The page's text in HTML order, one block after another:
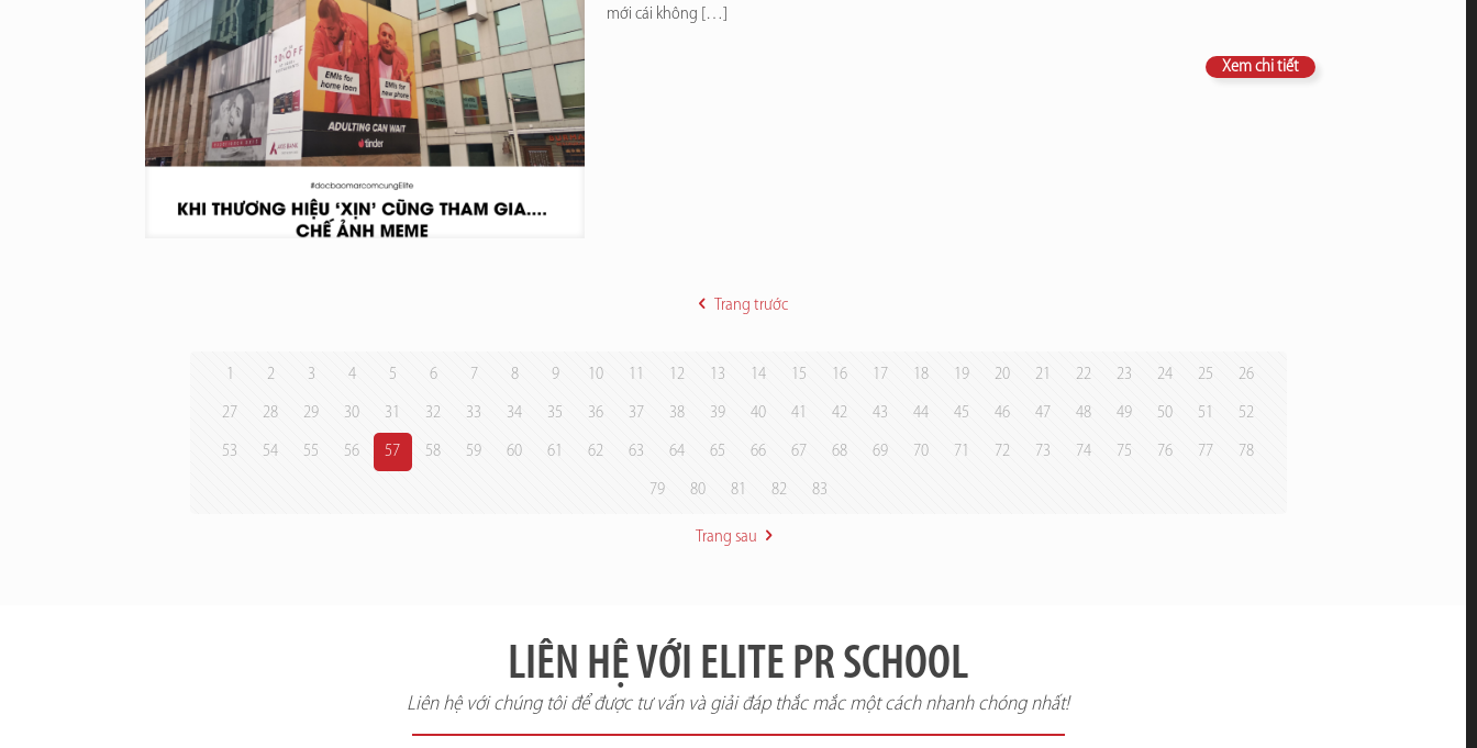
mới cái không […]
Xem chi tiết
Trang trước
1 2 3 4 5 6 7 8 9 10 11 12 13 14 15 16 17 18 19 20 21 22 23 24 25 26
27 28 29 30 31 32 33 34 35 36 37 38 39 40 41 42 43 44 45 46 47 48 49 50 51 52
53 54 55 56 57 58 59 60 61 62 63 64 65 66 67 68 69 70 71 72 73 74 75 76 77 78
79 80 81 82 83
Trang sau
LIÊN HỆ VỚI ELITE PR SCHOOL
Liên hệ với chúng tôi để được tư vấn và giải đáp thắc mắc một cách nhanh chóng nhất!